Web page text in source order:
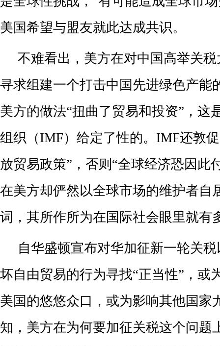
美国希望与盟友就此达成共识。
不难看出，美方在对中国高举关
寻求组建一个打击中国先进绿色产能
美方的做法“扭曲了贸易和投资”，这
组织（IMF）给定了性的。IMF还敦
放贸易政策”，否则“全球经济恐因此
在美方却俨然以全球市场的维护者自
词，其所作所为在国际社会眼里就有
自华盛顿宣布对华加征新一轮关
坏自由贸易的行为寻找“正当性”，或
美国的悠悠众口，或为影响其他国家
知，美方在为何要加征关税这个问题